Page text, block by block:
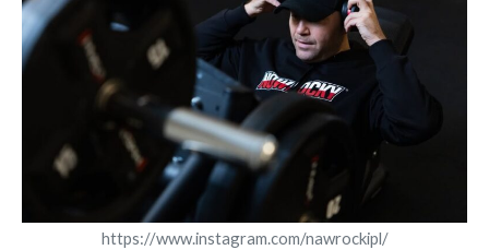
https://www.instagram.com/nawrockipl/